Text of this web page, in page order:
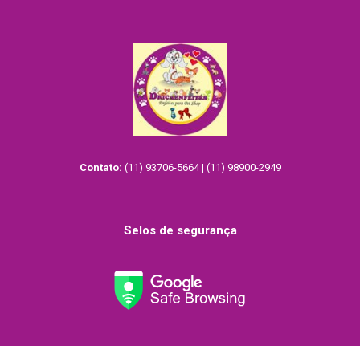
Contato: (11) 93706-5664 | (11) 98900-2949
Selos de segurança